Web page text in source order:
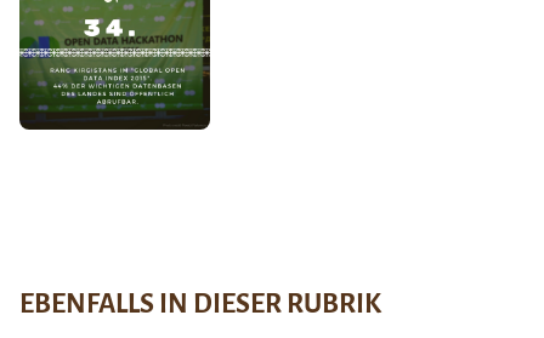
EBENFALLS IN DIESER RUBRIK